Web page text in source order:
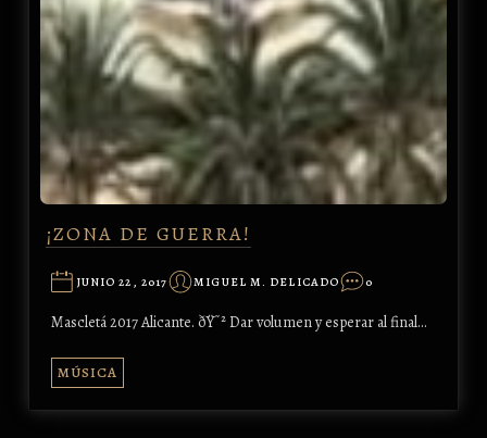
¡ZONA DE GUERRA!
JUNIO 22, 2017 MIGUEL M. DELICADO 0
Mascletá 2017 Alicante. ðŸ˜² Dar volumen y esperar al final...
MÚSICA